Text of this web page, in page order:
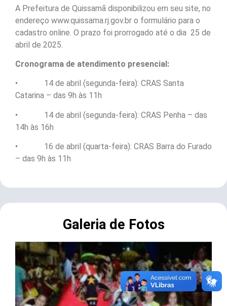
A Prefeitura de Quissamã disponibilizou em seu site, no
endereço www.quissama.rj.gov.br o formulário para o
cadastro online. O prazo foi prorrogado até o dia 25 de
abril de 2025.
Cronograma de atendimento presencial:
• 14 de abril (segunda-feira): CRAS Santa
Catarina – das 9h às 11h
• 14 de abril (segunda-feira): CRAS Penha – das
14h às 16h
• 16 de abril (quarta-feira): CRAS Barra do Furado
– das 9h às 11h
Galeria de Fotos